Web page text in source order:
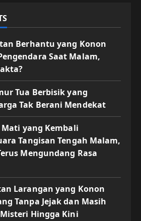
Berhantu yang Konon
Saat Malam,
Tua Berbisik yang
Tak Berani Mendekat
yang Kembali
Tangisan Tengah Malam,
Mengundang Rasa
Larangan yang Konon
Tanpa Jejak dan Masih
Hingga Kini